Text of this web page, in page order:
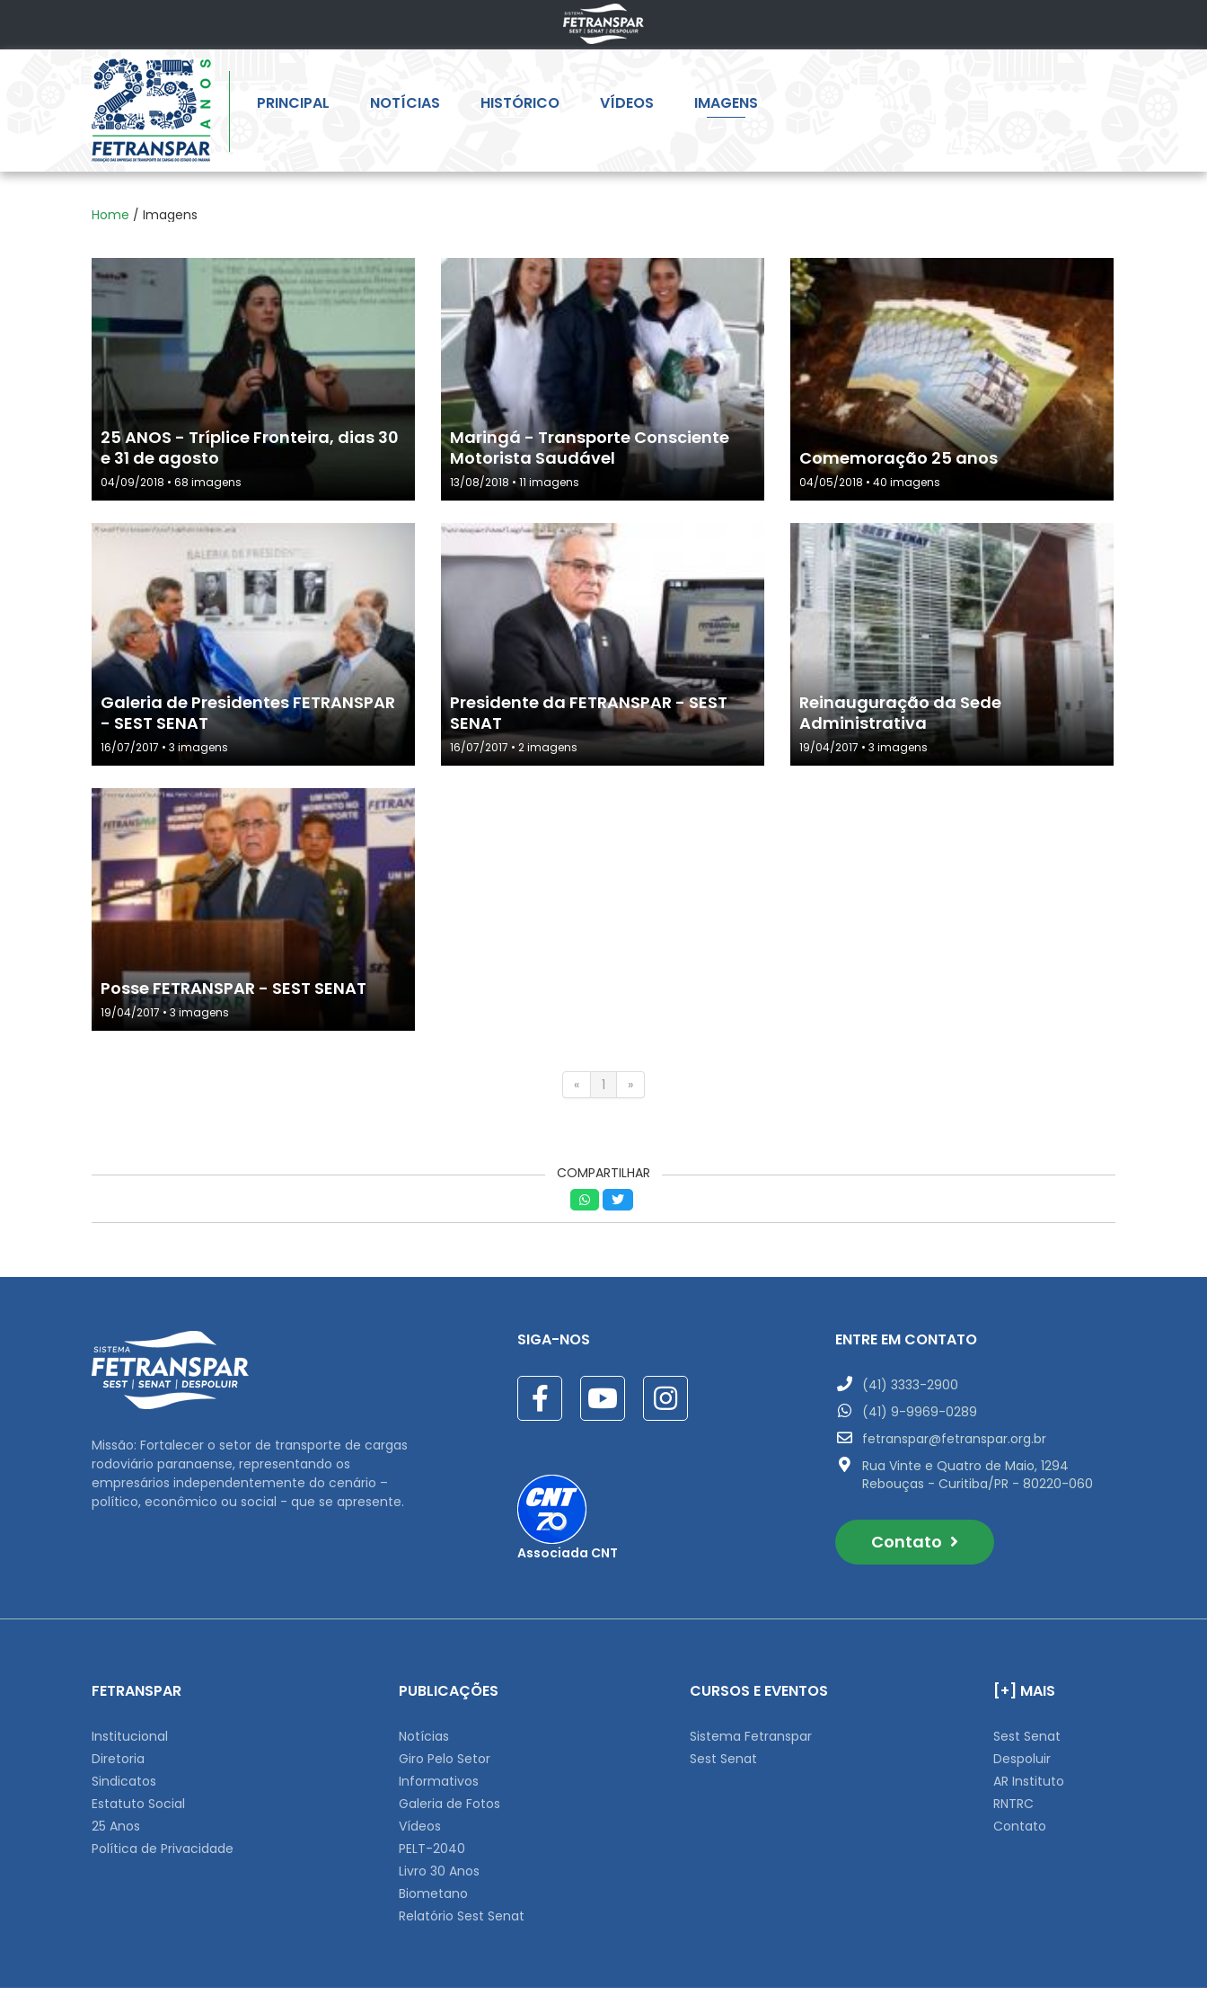
PRINCIPAL NOTÍCIAS HISTÓRICO VÍDEOS IMAGENS
Home / Imagens
25 ANOS - Tríplice Fronteira, dias 30
e 31 de agosto
04/09/2018 • 68 imagens
Maringá - Transporte Consciente
Motorista Saudável
13/08/2018 • 11 imagens
Comemoração 25 anos
04/05/2018 • 40 imagens
Galeria de Presidentes FETRANSPAR
- SEST SENAT
16/07/2017 • 3 imagens
Presidente da FETRANSPAR - SEST
SENAT
16/07/2017 • 2 imagens
Reinauguração da Sede
Administrativa
19/04/2017 • 3 imagens
Posse FETRANSPAR - SEST SENAT
19/04/2017 • 3 imagens
« 1 »
COMPARTILHAR
Missão: Fortalecer o setor de transporte de cargas
rodoviário paranaense, representando os
empresários independentemente do cenário –
político, econômico ou social - que se apresente.
SIGA-NOS
Associada CNT
ENTRE EM CONTATO
(41) 3333-2900
(41) 9-9969-0289
fetranspar@fetranspar.org.br
Rua Vinte e Quatro de Maio, 1294
Rebouças - Curitiba/PR - 80220-060
Contato
FETRANSPAR
Institucional
Diretoria
Sindicatos
Estatuto Social
25 Anos
Política de Privacidade
PUBLICAÇÕES
Notícias
Giro Pelo Setor
Informativos
Galeria de Fotos
Vídeos
PELT-2040
Livro 30 Anos
Biometano
Relatório Sest Senat
CURSOS E EVENTOS
Sistema Fetranspar
Sest Senat
[+] MAIS
Sest Senat
Despoluir
AR Instituto
RNTRC
Contato